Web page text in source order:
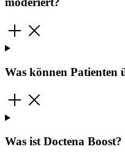
Was können Patienten
Was ist Doctena Boost?